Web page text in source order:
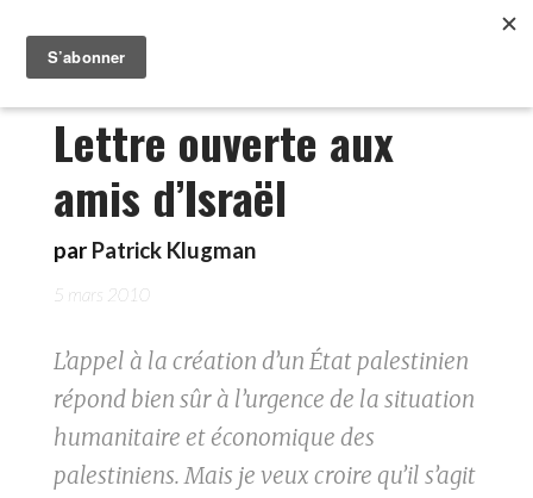
Lettre ouverte aux
amis d’Israël
par Patrick Klugman
5 mars 2010
L’appel à la création d’un État palestinien
répond bien sûr à l’urgence de la situation
humanitaire et économique des
palestiniens. Mais je veux croire qu’il s’agit